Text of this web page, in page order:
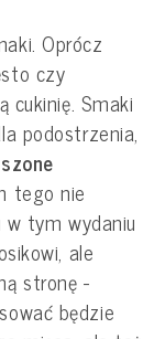
Oprócz
czy
cukinię. Smaki
podostrzenia,
tego nie
w tym wydaniu
ale
stronę -
będzie